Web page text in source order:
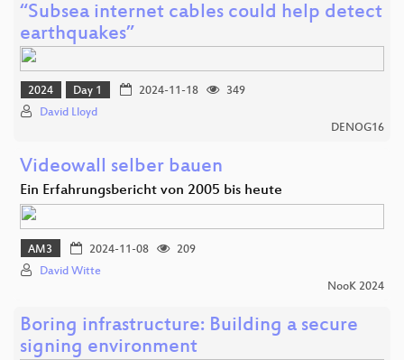
“Subsea internet cables could help detect
earthquakes”
2024 Day 1 2024-11-18
349
David Lloyd
DENOG16
Videowall selber bauen
Ein Erfahrungsbericht von 2005 bis heute
AM3 2024-11-08
209
David Witte
NooK 2024
Boring infrastructure: Building a secure
signing environment